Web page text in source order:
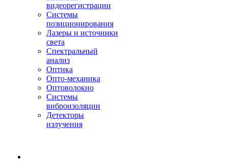
видеорегистрации
Системы
позиционирования
Лазеры и источники
света
Спектральный
анализ
Оптика
Опто-механика
Оптоволокно
Системы
виброизоляции
Детекторы
излучения